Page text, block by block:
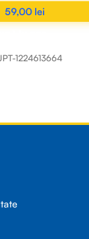
59,00 lei
1224613664